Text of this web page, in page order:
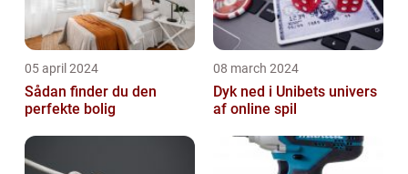
05 april 2024
Sådan finder du den
perfekte bolig
08 march 2024
Dyk ned i Unibets univers
af online spil